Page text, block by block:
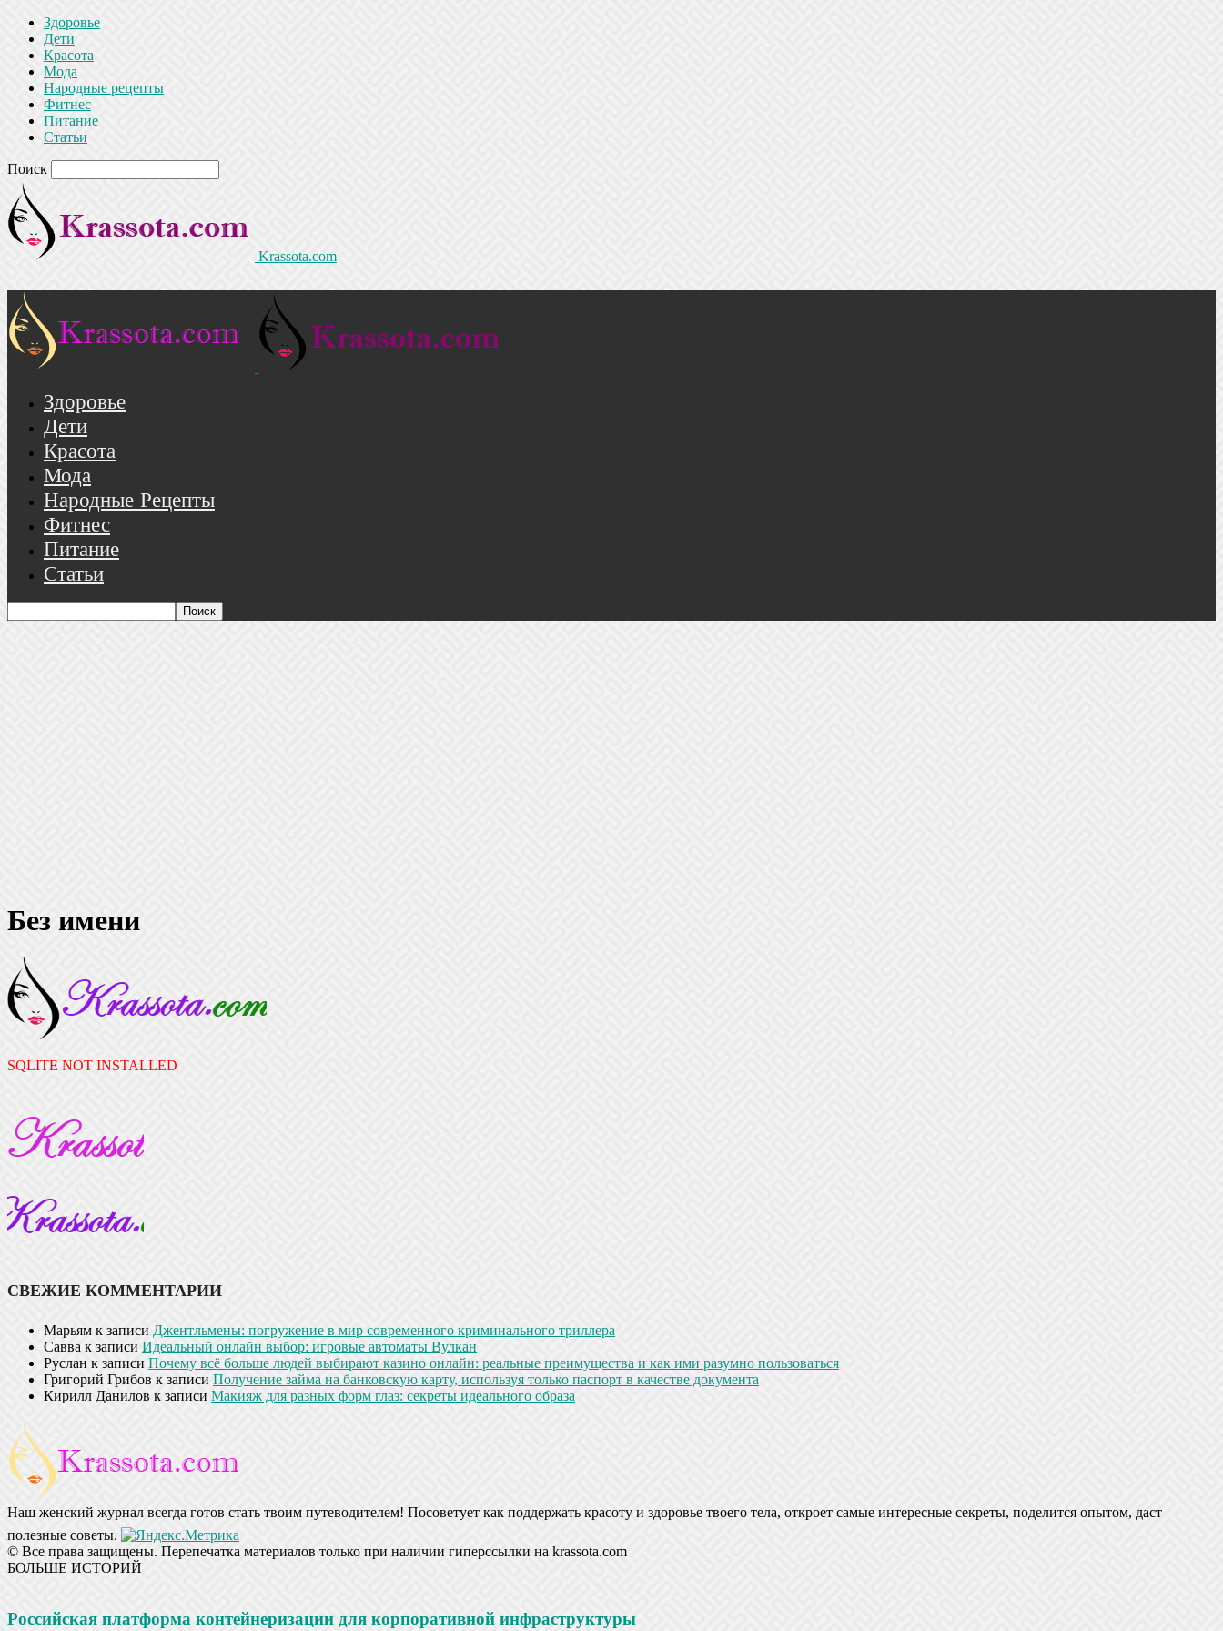
Здоровье
Дети
Красота
Мода
Народные рецепты
Фитнес
Питание
Статьи
Поиск
Krassota.com
Здоровье
Дети
Красота
Мода
Народные Рецепты
Фитнес
Питание
Статьи
Без имени
SQLITE NOT INSTALLED
СВЕЖИЕ КОММЕНТАРИИ
Марьям к записи Джентльмены: погружение в мир современного криминального триллера
Савва к записи Идеальный онлайн выбор: игровые автоматы Вулкан
Руслан к записи Почему всё больше людей выбирают казино онлайн: реальные преимущества и как ими разумно пользоваться
Григорий Грибов к записи Получение займа на банковскую карту, используя только паспорт в качестве документа
Кирилл Данилов к записи Макияж для разных форм глаз: секреты идеального образа
Наш женский журнал всегда готов стать твоим путеводителем! Посоветует как поддержать красоту и здоровье твоего тела, откроет самые интересные секреты, поделится опытом, даст
полезные советы.
© Все права защищены. Перепечатка материалов только при наличии гиперссылки на krassota.com
БОЛЬШЕ ИСТОРИЙ
Российская платформа контейнеризации для корпоративной инфраструктуры